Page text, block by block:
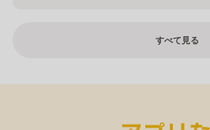
すべて見る